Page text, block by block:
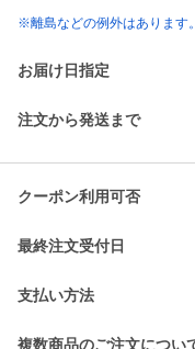
※離島などの例外はあります
お届け日指定
注文から発送まで
クーポン利用可否
最終注文受付日
支払い方法
複数商品のご注文につい